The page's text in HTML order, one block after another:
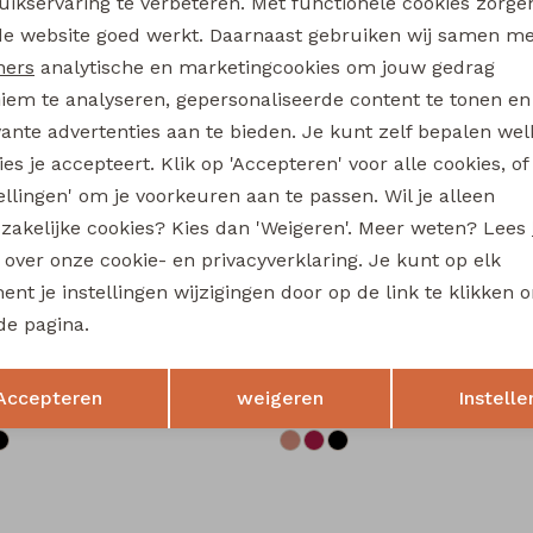
14,99
cookies Marketing cookies
Terug Opslaan
website goed werkt. Daarnaast gebruiken wij samen
analytische en marketingcookies om jouw gedrag
te analyseren, gepersonaliseerde content te tonen en
advertenties aan te bieden. Je kunt zelf bepalen
je accepteert. Klik op 'Accepteren' voor alle cookies, of
om je voorkeuren aan te passen. Wil je alleen
cookies? Kies dan 'Weigeren'. Meer weten? Lees
over onze cookie- en privacyverklaring. Je kunt op elk
je instellingen wijzigingen door op de link te klikken
pagina.
weigeren